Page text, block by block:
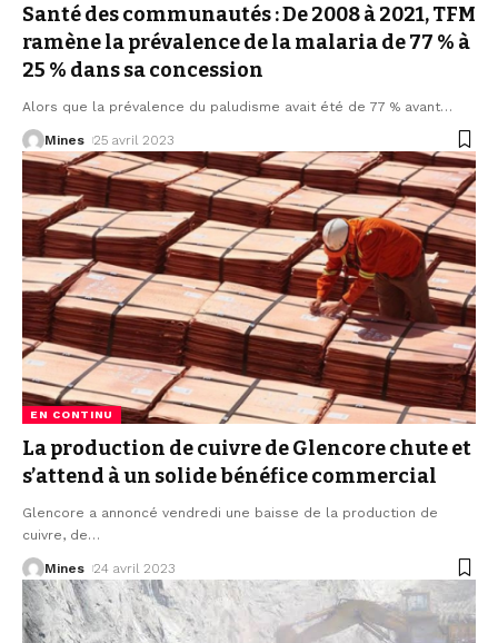
Santé des communautés : De 2008 à 2021, TFM
ramène la prévalence de la malaria de 77 % à
25 % dans sa concession
Alors que la prévalence du paludisme avait été de 77 % avant…
Mines 25 avril 2023
EN CONTINU
La production de cuivre de Glencore chute et
s’attend à un solide bénéfice commercial
Glencore a annoncé vendredi une baisse de la production de
cuivre, de…
Mines 24 avril 2023